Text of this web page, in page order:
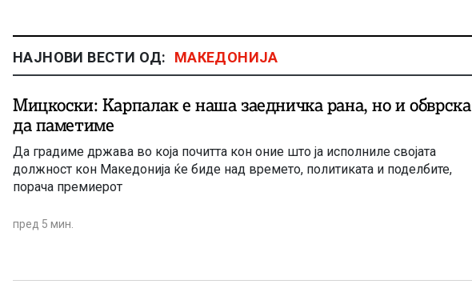
НАЈНОВИ ВЕСТИ ОД: МАКЕДОНИЈА
Мицкоски: Карпалак е наша заедничка рана, но и обврска
да паметиме
Да градиме држава во која почитта кон оние што ја исполниле својата
должност кон Македонија ќе биде над времето, политиката и поделбите,
порача премиерот
пред 5 мин.